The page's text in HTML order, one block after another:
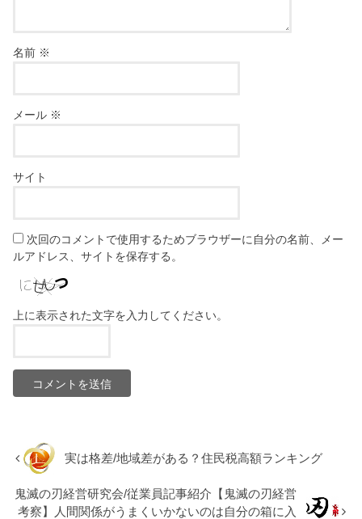
名前 ※
メール ※
サイト
次回のコメントで使用するためブラウザーに自分の名前、メー
ルアドレス、サイトを保存する。
上に表示された文字を入力してください。
実は格差/地域差がある？住民税高額ランキング
鬼滅の刃経営研究会/従業員記事紹介【鬼滅の刃経営
考察】人間関係がうまくいかないのは自分の箱に入